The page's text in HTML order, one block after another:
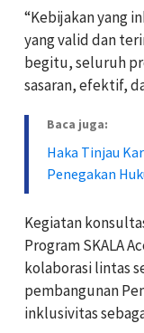
“Kebijakan yang
yang valid dan
begitu, seluruh
sasaran, efektif,
Baca juga:
Haka Tinjau
Penegakan
Kegiatan
Program SKALA
kolaborasi lintas
pembangunan
inklusivitas